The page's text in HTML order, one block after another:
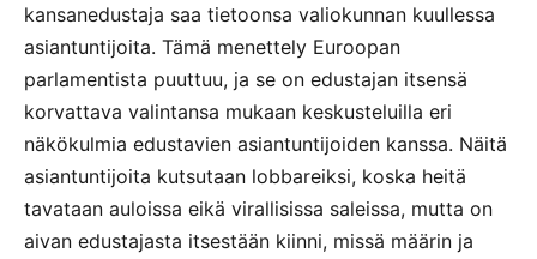
kansanedustaja saa tietoonsa valiokunnan kuullessa
asiantuntijoita. Tämä menettely Euroopan
parlamentista puuttuu, ja se on edustajan itsensä
korvattava valintansa mukaan keskusteluilla eri
näkökulmia edustavien asiantuntijoiden kanssa. Näitä
asiantuntijoita kutsutaan lobbareiksi, koska heitä
tavataan auloissa eikä virallisissa saleissa, mutta on
aivan edustajasta itsestään kiinni, missä määrin ja